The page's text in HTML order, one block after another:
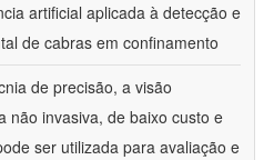
artificial aplicada à detecção e
de cabras em confinamento
de precisão, a visão
não invasiva, de baixo custo e
ser utilizada para avaliação e